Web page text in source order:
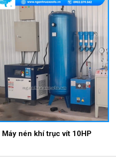
Máy nén khí trục vít 10HP